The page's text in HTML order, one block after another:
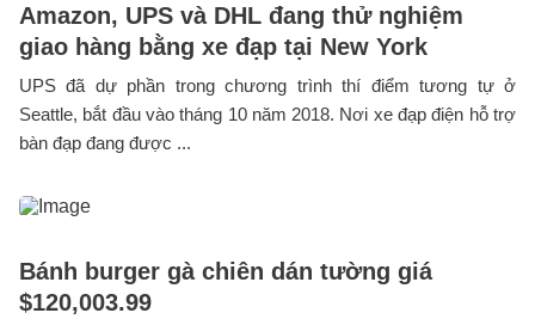
Amazon, UPS và DHL đang thử nghiệm
giao hàng bằng xe đạp tại New York
UPS đã dự phần trong chương trình thí điểm tương tự ở
Seattle, bắt đầu vào tháng 10 năm 2018. Nơi xe đạp điện hỗ trợ
bàn đạp đang được ...
Bánh burger gà chiên dán tường giá
$120,003.99